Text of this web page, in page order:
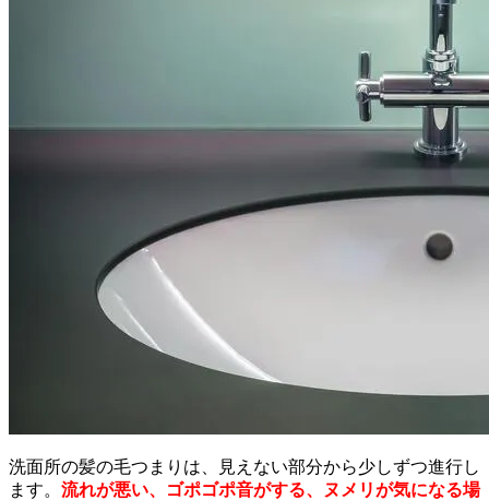
洗面所の髪の毛つまりは、見えない部分から少しずつ進行し
ます。 流れが悪い、ゴポゴポ音がする、ヌメリが気になる場